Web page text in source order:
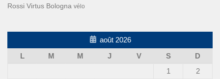
Rossi Virtus Bologna vélo
août 2026
L
M M J V S
D
1
2